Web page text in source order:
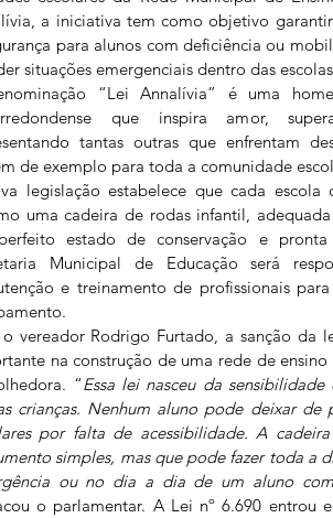
a iniciativa tem como objetivo
para alunos com deficiência ou
situações emergenciais dentro das
“Lei Annalívia” é uma
que inspira amor,
tantas outras que enfrentam
de exemplo para toda a comunidade
legislação estabelece que cada escola
uma cadeira de rodas infantil,
estado de conservação e
Municipal de Educação será
e treinamento de profissionais
o vereador Rodrigo Furtado, a sanção da
na construção de uma rede de
“Essa lei nasceu da
crianças. Nenhum aluno pode deixar de
por falta de acessibilidade. A
simples, mas que pode fazer toda a
ou no dia a dia de um aluno
o parlamentar. A Lei nº 6.690 entrou